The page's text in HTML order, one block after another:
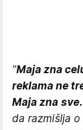
"Maja zna
reklama ne
Maja zna sve.
da razmišlja